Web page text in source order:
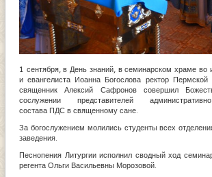
1 сентября, в День знаний, в семинарском храме во
и евангелиста Иоанна Богослова ректор Пермской
священник Алексий Сафронов совершил
сослужении представителей административно-
состава ПДС в священному сане.
За богослужением молились студенты всех
заведения.
Песнопения Литургии исполнил сводный ход
регента Ольги Васильевны Морозовой.